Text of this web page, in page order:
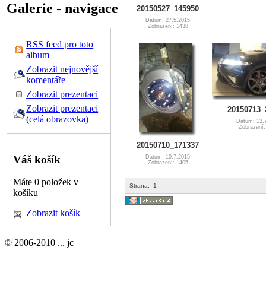
Galerie - navigace
RSS feed pro toto
album
Zobrazit nejnovější
komentáře
Zobrazit prezentaci
Zobrazit prezentaci
(celá obrazovka)
Váš košík
Máte 0 položek v
košíku
Zobrazit košík
20150527_145950
Datum: 27.5.2015
Zobrazení: 1438
20150710_171337
Datum: 10.7.2015
Zobrazení: 1405
Datum:
Zobrazení:
Strana: 1
© 2006-2010 ... jc